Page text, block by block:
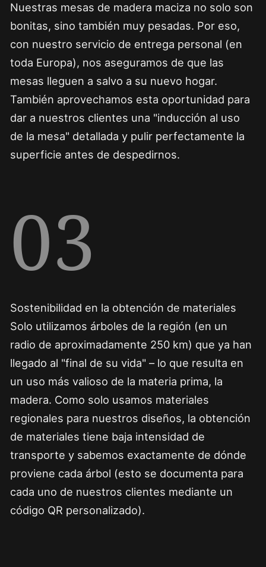
Nuestras mesas de madera maciza no solo son
bonitas, sino también muy pesadas. Por eso,
con nuestro servicio de entrega personal (en
toda Europa), nos aseguramos de que las
mesas lleguen a salvo a su nuevo hogar.
También aprovechamos esta oportunidad para
dar a nuestros clientes una "inducción al uso
de la mesa" detallada y pulir perfectamente la
superficie antes de despedirnos.
03
Sostenibilidad en la obtención de materiales
Solo utilizamos árboles de la región (en un
radio de aproximadamente 250 km) que ya han
llegado al "final de su vida" – lo que resulta en
un uso más valioso de la materia prima, la
madera. Como solo usamos materiales
regionales para nuestros diseños, la obtención
de materiales tiene baja intensidad de
transporte y sabemos exactamente de dónde
proviene cada árbol (esto se documenta para
cada uno de nuestros clientes mediante un
código QR personalizado).